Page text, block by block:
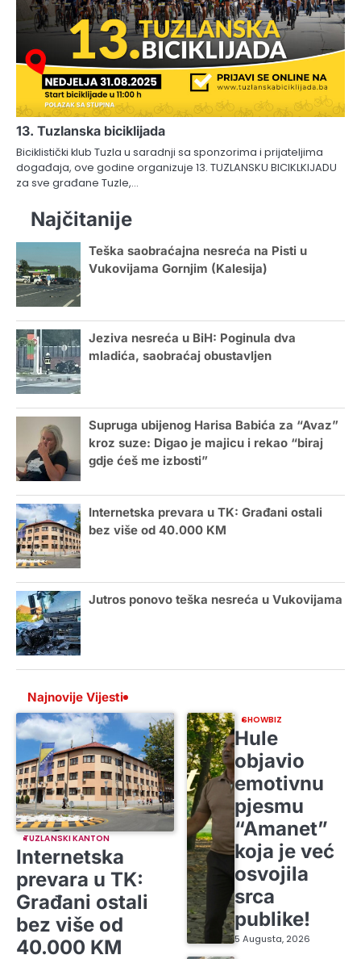
13. Tuzlanska biciklijada
Biciklistički klub Tuzla u saradnji sa sponzorima i prijateljima
događaja, ove godine organizuje 13. TUZLANSKU BICIKLKIJADU
za sve građane Tuzle,…
Najčitanije
Teška saobraćajna nesreća na Pisti u
Vukovijama Gornjim (Kalesija)
Jeziva nesreća u BiH: Poginula dva
mladića, saobraćaj obustavljen
Supruga ubijenog Harisa Babića za “Avaz”
kroz suze: Digao je majicu i rekao “biraj
gdje ćeš me izbosti”
Internetska prevara u TK: Građani ostali
bez više od 40.000 KM
Jutros ponovo teška nesreća u Vukovijama
Najnovije Vijesti
TUZLANSKI KANTON
Internetska
prevara u TK:
Građani ostali
bez više od
40.000 KM
SHOWBIZ
Hule
objavio
emotivnu
pjesmu
“Amanet”
koja je već
osvojila
srca
publike!
5 Augusta, 2026